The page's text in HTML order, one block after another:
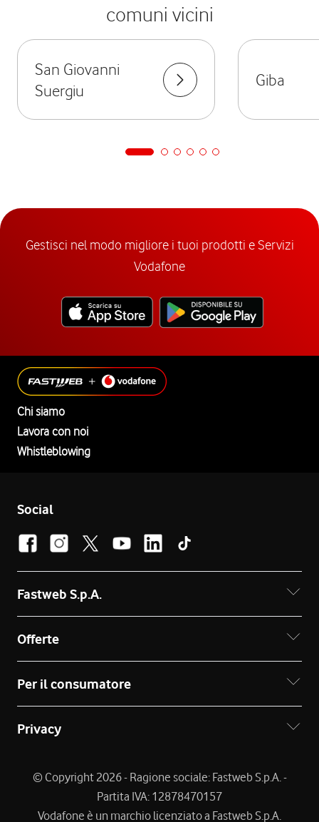
comuni vicini
San Giovanni
Suergiu
Giba
Gestisci nel modo migliore i tuoi prodotti e Servizi
Vodafone
Chi siamo
Lavora con noi
Whistleblowing
Social
Fastweb S.p.A.
Offerte
Per il consumatore
Privacy
© Copyright 2026 - Ragione sociale: Fastweb S.p.A. -
Partita IVA: 12878470157
Vodafone è un marchio licenziato a Fastweb S.p.A.